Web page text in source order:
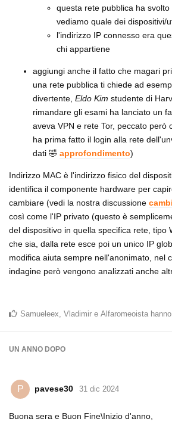
questa rete pubblica ha svolto
vediamo quale dei dispositivi/
l'indirizzo IP connesso era
chi appartiene
aggiungi anche il fatto che magari
una rete pubblica ti chiede ad
divertente, Eldo Kim studente di
rimandare gli esami ha lanciato un
aveva VPN e rete Tor, peccato però
ha prima fatto il login alla rete
dati 🤣 approfondimento)
Indirizzo MAC è l'indirizzo fisico del
identifica il componente hardware per
cambiare (vedi la nostra discussione
così come l'IP privato (questo è
del dispositivo in quella specifica rete, tipo
che sia, dalla rete esce poi un unico IP
modifica aiuta sempre nell'anonimato, nel
indagine però vengono analizzati anche
Samueleex, Vladimir e Alfaromeoista
UN ANNO DOPO
P pavese30 31 dic 2024
Buona sera e Buon Fine\Inizio d'anno,